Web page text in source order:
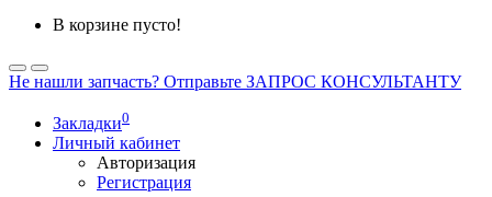
В корзине пусто!
Не нашли запчасть? Отправьте ЗАПРОС КОНСУЛЬТАНТУ
Закладки0
Личный кабинет
Авторизация
Регистрация